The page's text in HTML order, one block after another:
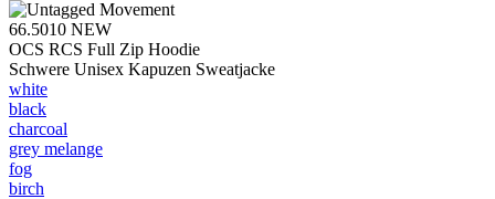
66.5010 NEW
OCS RCS Full Zip Hoodie
Schwere Unisex Kapuzen Sweatjacke
white
black
charcoal
grey melange
fog
birch